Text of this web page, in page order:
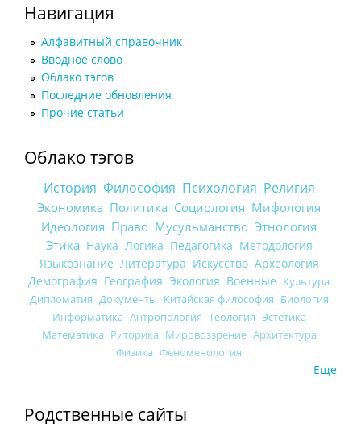
Навигация
Алфавитный справочник
Вводное слово
Облако тэгов
Последние обновления
Прочие статьи
Облако тэгов
История Философия Психология Религия
Экономика Политика Социология Мифология
Идеология Право Мусульманство Этнология
Этика Наука Логика Педагогика Методология
Языкознание Литература Искусство Археология
Демография География Экология Военные Культура
Дипломатия Документы Китайская философия Биология
Информатика Антропология Теология Эстетика
Математика Риторика Мировоззрение Архитектура
Физика Феноменология
Еще
Родственные сайты